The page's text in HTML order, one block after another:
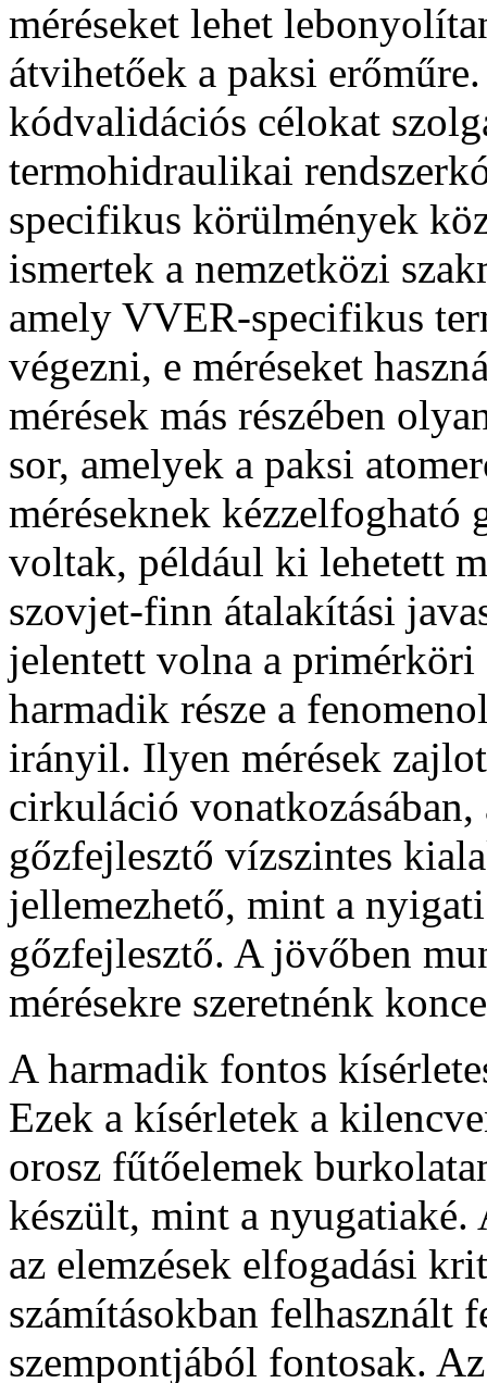
méréseket lehet
átvihetőek a paksi
kódvalidációs célokat
termohidraulikai
specifikus körülmények
ismertek a nemzetközi
amely VVER-specifikus
végezni, e méréseket
mérések más részében
sor, amelyek a paksi
méréseknek
voltak, például ki lehetett
szovjet-finn átalakítási
jelentett volna a primérköri
harmadik része a
irányil. Ilyen mérések
cirkuláció
gőzfejlesztő vízszintes
jellemezhető, mint a
gőzfejlesztő. A jövőben
mérésekre szeretnénk
A harmadik fontos
Ezek a kísérletek a
orosz fűtőelemek
készült, mint a nyugatiaké.
az elemzések elfogadási
számításokban felhasznált
szempontjából fontosak.